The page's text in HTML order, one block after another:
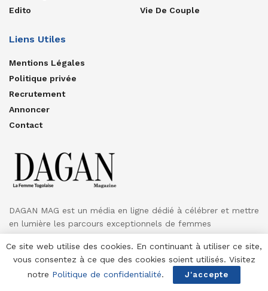
Edito
Vie De Couple
Liens Utiles
Mentions Légales
Politique privée
Recrutement
Annoncer
Contact
DAGAN MAG est un média en ligne dédié à célébrer et mettre
en lumière les parcours exceptionnels de femmes
inspirantes.
A Propos Annoncer Contact
Ce site web utilise des cookies. En continuant à utiliser ce site,
vous consentez à ce que des cookies soient utilisés. Visitez
notre Politique de confidentialité. J'accepte